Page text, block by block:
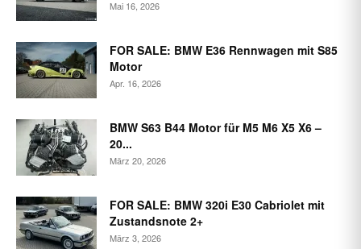
Mai 16, 2026
FOR SALE: BMW E36 Rennwagen mit S85
Motor
Apr. 16, 2026
BMW S63 B44 Motor für M5 M6 X5 X6 –
20...
März 20, 2026
FOR SALE: BMW 320i E30 Cabriolet mit
Zustandsnote 2+
März 3, 2026